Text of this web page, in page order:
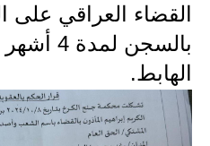
القضاء العراقي على
بالسجن
الهابط.